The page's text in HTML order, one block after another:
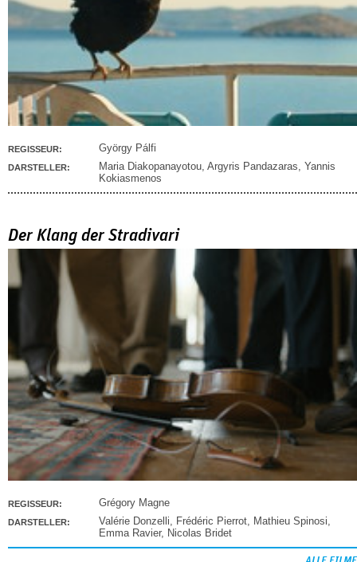
REGISSEUR: György Pálfi
DARSTELLER: Maria Diakopanayotou, Argyris Pandazaras, Yannis
Kokiasmenos
Der Klang der Stradivari
REGISSEUR: Grégory Magne
DARSTELLER: Valérie Donzelli, Frédéric Pierrot, Mathieu Spinosi,
Emma Ravier, Nicolas Bridet